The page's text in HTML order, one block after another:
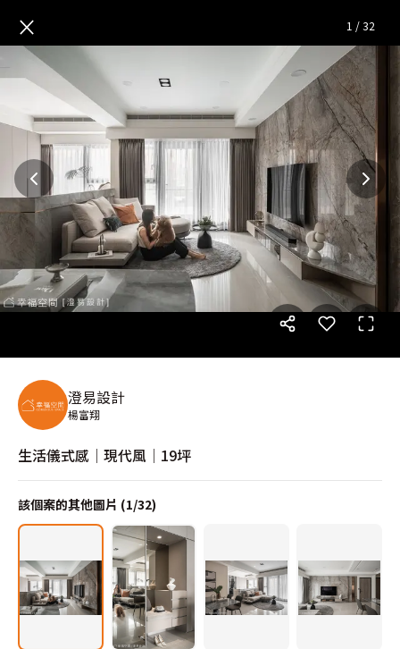
生活儀式感│現代風│19坪—
× 1 /32
澄易設計
楊富翔
生活儀式感│現代風│19坪
該個案的其他圖片 (1/32)